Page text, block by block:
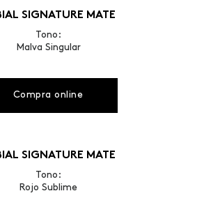
SIGNATURE MATE
Tono:
Malva Singular
Compra online
SIGNATURE MATE
Tono:
Rojo Sublime